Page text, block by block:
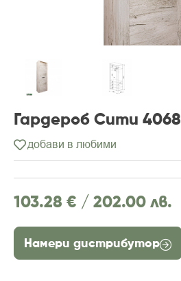
Гардероб Сити 4068
добави в любими
103.28 € / 202.00 лв.
Намери дистрибутор